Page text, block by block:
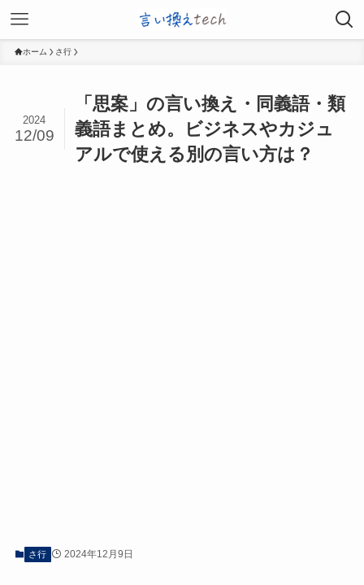
ホーム さ行
「思案」の言い換え・同義語・類
義語まとめ。ビジネスやカジュ
アルで使える別の言い方は？
2024
12/09
さ行 2024年12月9日